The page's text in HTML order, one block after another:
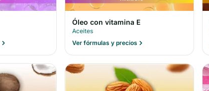
Óleo con vitamina E
Aceites
Ver fórmulas y precios